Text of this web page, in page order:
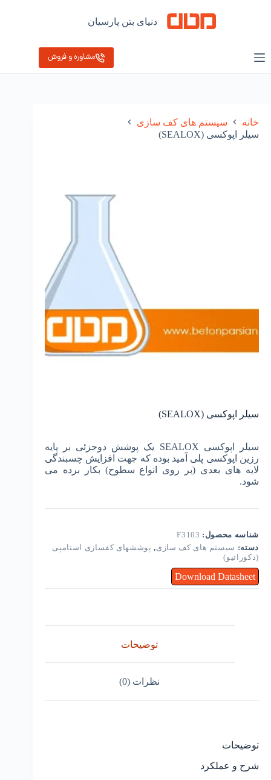
دنیای بتن پارسیان
مشاوره و فروش
خانه
سیستم های کف سازی
سیلر اپوکسی (SEALOX)
سیلر اپوکسی (SEALOX)
سیلر اپوکسی SEALOX یک پوشش دوجزئی بر پایه
رزین اپوکسی پلی آمید بوده که جهت افزایش چسبندگی
لایه های بعدی (بر روی انواع سطوح) بکار برده می
شود.
شناسه محصول: F3103
دسته: سیستم های کف سازی, پوششهای کفسازی استامپی
(دکوراتیو)
Download Datasheet
توضیحات
نظرات (0)
توضیحات
شرح و عملکرد